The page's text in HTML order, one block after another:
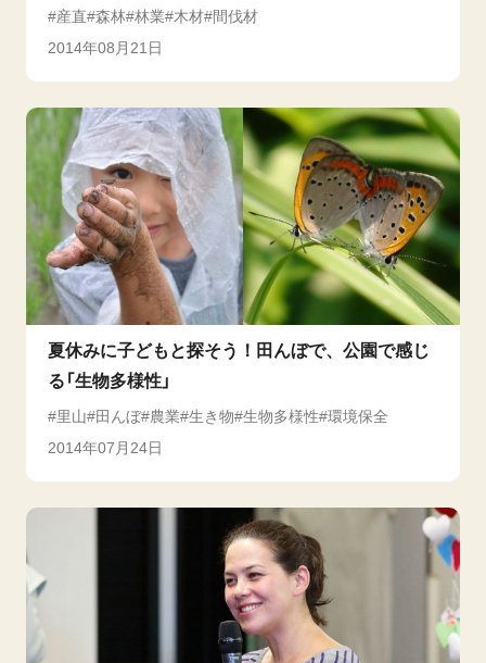
産直 森林 林業 木材
間伐材
2014年08月21日
夏休みに子どもと探そう！田んぼで、公園で感じ
る「生物多様性」
里山 田んぼ 農業 生き物 生物多様性 環境保全
2014年07月24日